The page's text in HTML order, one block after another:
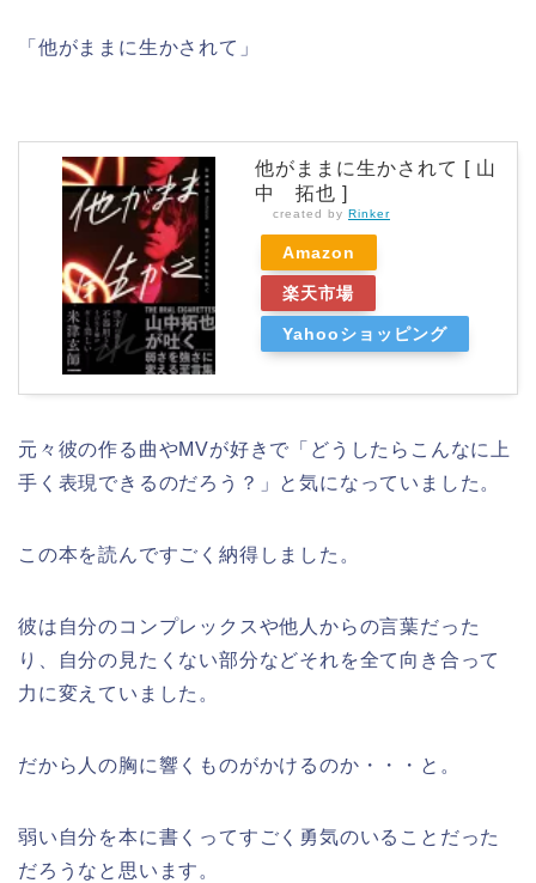
「他がままに生かされて」
他がままに生かされて [ 山
中 拓也 ]
created by Rinker
Amazon
楽天市場
Yahooショッピング
元々彼の作る曲やMVが好きで「どうしたらこんなに上
手く表現できるのだろう？」と気になっていました。
この本を読んですごく納得しました。
彼は自分のコンプレックスや他人からの言葉だった
り、自分の見たくない部分などそれを全て向き合って
力に変えていました。
だから人の胸に響くものがかけるのか・・・と。
弱い自分を本に書くってすごく勇気のいることだった
だろうなと思います。